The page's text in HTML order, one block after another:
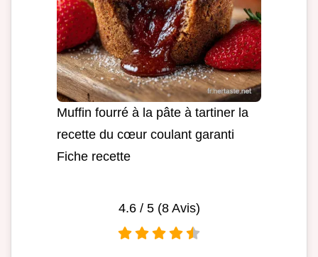
Muffin fourré à la pâte à tartiner la
recette du cœur coulant garanti
Fiche recette
4.6/ 5 (8Avis)